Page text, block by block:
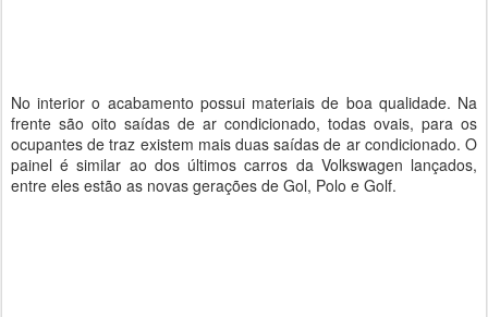
No interior o acabamento possui materiais de boa qualidade. Na
frente são oito saídas de ar condicionado, todas ovais, para os
ocupantes de traz existem mais duas saídas de ar condicionado. O
painel é similar ao dos últimos carros da Volkswagen lançados,
entre eles estão as novas gerações de Gol, Polo e Golf.